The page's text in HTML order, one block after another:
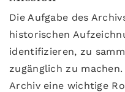
Die Aufgabe des
historischen
identifizieren, zu
zugänglich zu
Archiv eine wichtige